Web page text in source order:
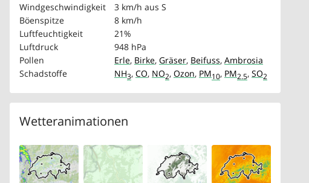
Windgeschwindigkeit
3 km/h aus S
Böenspitze
8 km/h
Luftfeuchtigkeit
21%
Luftdruck
948 hPa
Pollen
Erle, Birke, Gräser, Beifuss, Ambrosia
Schadstoffe
NH3, CO, NO2, Ozon, PM10, PM2.5, SO2
Wetteranimationen